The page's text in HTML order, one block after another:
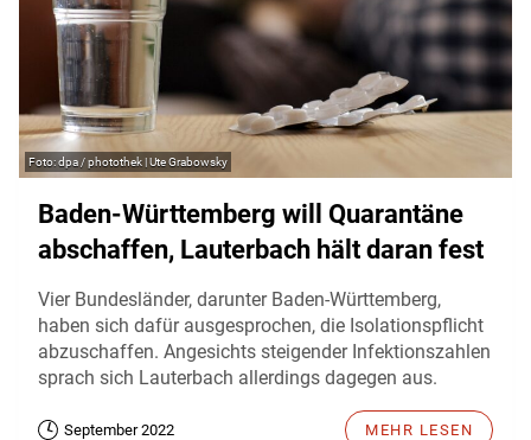
dpa / photothek | Ute Grabowsky
Baden-Württemberg will Quarantäne
abschaffen, Lauterbach hält daran fest
Vier Bundesländer, darunter Baden-Württemberg,
haben sich dafür ausgesprochen, die Isolationspflicht
abzuschaffen. Angesichts steigender Infektionszahlen
sprach sich Lauterbach allerdings dagegen aus.
September 2022 MEHR LESEN